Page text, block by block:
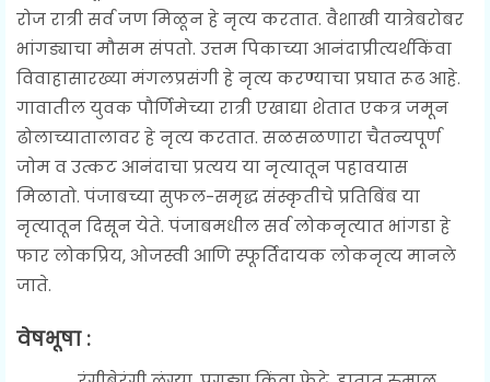
रोज रात्री सर्व जण मिळून हे नृत्य करतात. वैशाखी यात्रेबरोबर
भांगड्याचा मौसम संपतो. उत्तम पिकाच्या आनंदाप्रीत्यर्थकिंवा
विवाहासारख्या मंगलप्रसंगी हे नृत्य करण्याचा प्रघात रूढ आहे.
गावातील युवक पौर्णिमेच्या रात्री एखाद्या शेतात एकत्र जमून
ढोलाच्यातालावर हे नृत्य करतात. सळसळणारा चैतन्यपूर्ण
जोम व उत्कट आनंदाचा प्रत्यय या नृत्यातून पहावयास
मिळातो. पंजाबच्या सुफल-समृद्ध संस्कृतीचे प्रतिबिंब या
नृत्यातून दिसून येते. पंजाबमधील सर्व लोकनृत्यात भांगडा हे
फार लोकप्रिय, ओजस्वी आणि स्फूर्तिदायक लोकनृत्य मानले
जाते.
वेषभूषा :